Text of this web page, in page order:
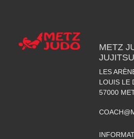
METZ
JUJITSU
LES
LOUIS LE
57000